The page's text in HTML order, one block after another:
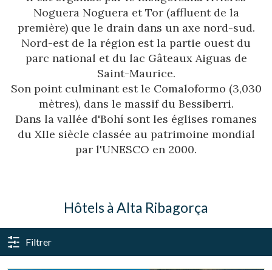
Gérer ma réservation
Noguera Noguera et Tor (affluent de la
première) que le drain dans un axe nord-sud.
Nord-est de la région est la partie ouest du
parc national et du lac Gâteaux Aiguas de
Saint-Maurice.
Son point culminant est le Comaloformo (3,030
mètres), dans le massif du Bessiberri.
Dans la vallée d'Bohí sont les églises romanes
du XIIe siècle classée au patrimoine mondial
par l'UNESCO en 2000.
Hôtels à Alta Ribagorça
Filtrer